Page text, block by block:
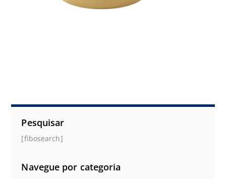
Pesquisar
[fibosearch]
Navegue por categoria